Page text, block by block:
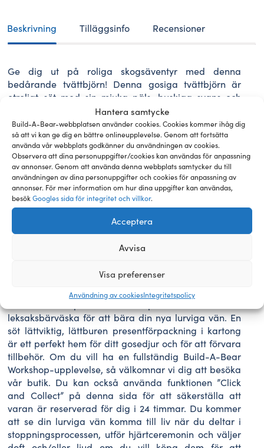
Hantera samtycke
Build-A-Bear-webbplatsen använder cookies. Cookies kommer ihåg dig
så att vi kan ge dig en bättre onlineupplevelse. Genom att fortsätta
använda vår webbplats godkänner du användningen av cookies.
Observera att dina personuppgifter/cookies kan användas för anpassning
av annonser. Genom att använda denna webbplats samtycker du till
användningen av dina personuppgifter och cookies för anpassning av
annonser. För mer information om hur dina uppgifter kan användas,
besök Googles sida för integritet och villkor.
Acceptera
Avvisa
Visa preferenser
Användning av cookiesIntegritetspolicy
cm
Beskrivning Tilläggsinfo Recensioner
Ge dig ut på roliga skogsäventyr med denna
bedårande tvättbjörn! Denna gosiga tvättbjörn är
otroligt söt med sin mjuka päls, buskiga svans och
busiga ansikte. Gör din tvättbjörn redo för friluftslivet
genom att personifiera den med egna kläder, ljud och
tillbehör! I priset för din nya lurviga vän ingår
fyllningen, ett mjukt hjärta som vi sätter in i gosedjuret
medan vi gör det klart för dig, samt ett födelsebevis.
Om du beställer din lurviga vän online och väljer
leverans med bud, paketautomat eller hämtning i
butik, får du det färdiga gosedjuret med ett mjukt
hjärta inuti och ett tomt födelsebevis för din nya
lurviga vän som du själv kan fylla i. Om du också
du själv kan klä din lurviga vän när du får den. Du kan
doft och/eller ljud till leksaken. Vi rekommenderar att
du inte lägger till mer än fyra dofter och/eller ljud. Du
leksaksbärväska för att bära din nya lurviga vän. En
söt lättviktig, lättburen presentförpackning i kartong
är ett perfekt hem för ditt gosedjur och för att förvara
tillbehör. Om du vill ha en fullständig Build-A-Bear
Workshop-upplevelse, så välkomnar vi dig att besöka
vår butik. Du kan också använda funktionen ”Click
and Collect” på denna sida för att säkerställa att
varan är reserverad för dig i 24 timmar. Du kommer
att se din lurviga vän komma till liv när du deltar i
stoppningsprocessen, utför hjärtceremonin och väljer